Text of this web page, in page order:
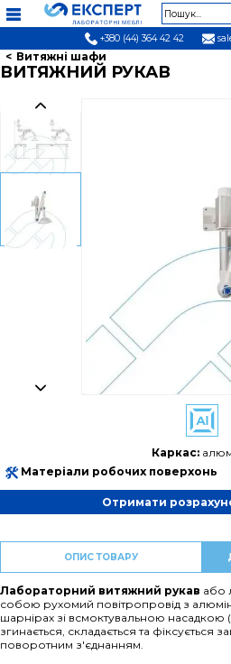
+380 (44) 364 42 42
Витяжні шафи
ВИТЯЖНИЙ РУКАВ
Каркас:
Матеріали робочих поверхонь
Отримати
ОПИС ТОВАРУ
Лабораторний витяжний рукав або
собою рухомий повітропровід з
шарнірах зі всмоктувальною насадкою
згинається, складається та фіксується
поворотним з'єднанням.